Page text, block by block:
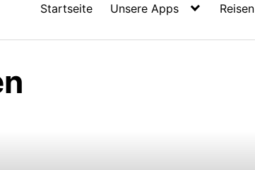
Startseite Unsere Apps Reisen